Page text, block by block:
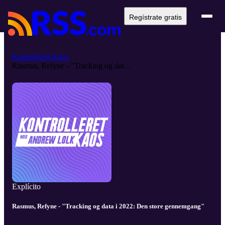
Regístrate gratis
Kontrolleret Kaos
Rasmus, Refyne - "Tracking og dat...
Explícito
Rasmus, Refyne - "Tracking og data i 2022: Den store gennemgang"